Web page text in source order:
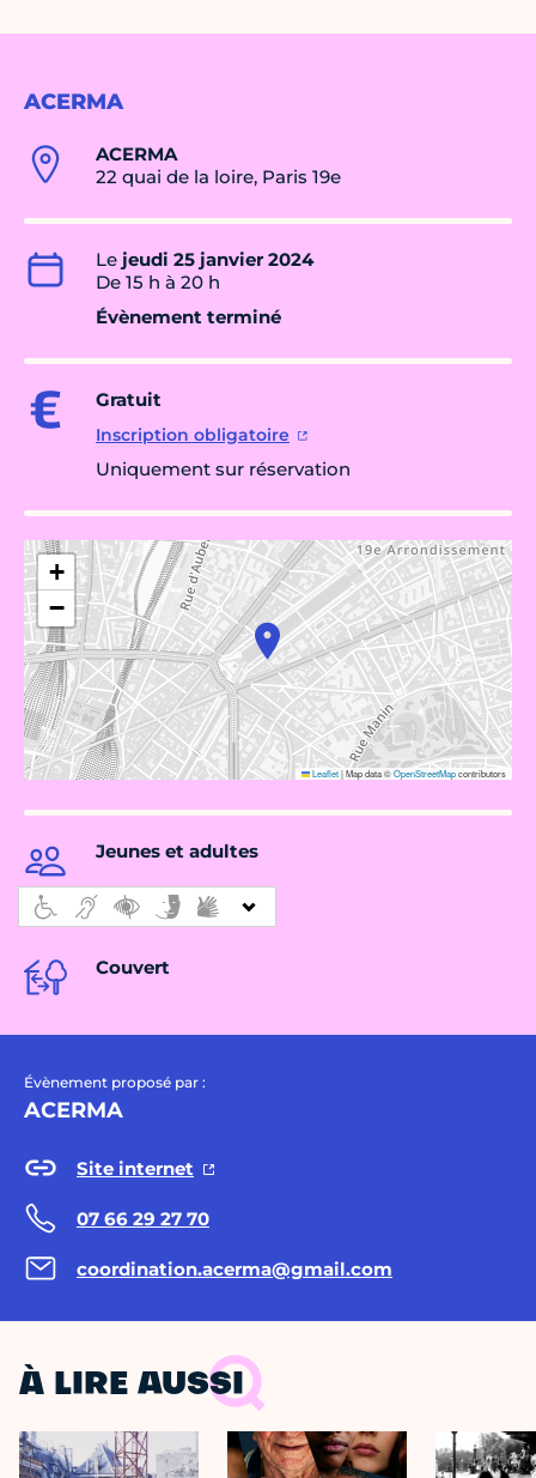
ACERMA
ACERMA
22 quai de la loire, Paris 19e
Le jeudi 25 janvier 2024
De 15 h à 20 h
Évènement terminé
Gratuit
Inscription obligatoire
Uniquement sur réservation
+
−
Leaflet|Map data ©OpenStreetMapcontributors
Jeunes et adultes
Couvert
Évènement proposé par :
ACERMA
Site internet
07 66 29 27 70
coordination.acerma@gmail.com
À LIRE AUSSI